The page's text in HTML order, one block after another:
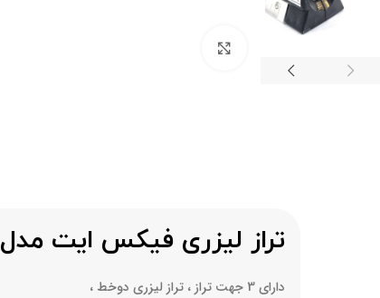
تراز لیزری فیکس ایت مدل PRO03
دارای 3 جهت تراز ، تراز لیزری دوخط ،